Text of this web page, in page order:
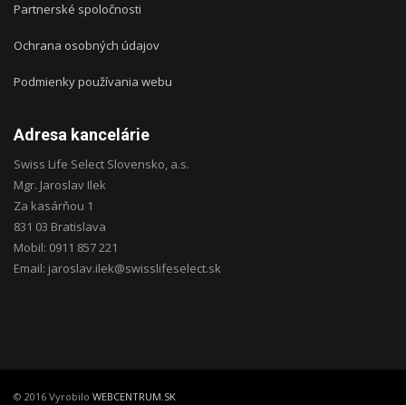
Partnerské spoločnosti
Ochrana osobných údajov
Podmienky používania webu
Adresa kancelárie
Swiss Life Select Slovensko, a.s.
Mgr. Jaroslav Ilek
Za kasárňou 1
831 03 Bratislava
Mobil: 0911 857 221
Email: jaroslav.ilek@swisslifeselect.sk
© 2016 Vyrobilo WEBCENTRUM.SK